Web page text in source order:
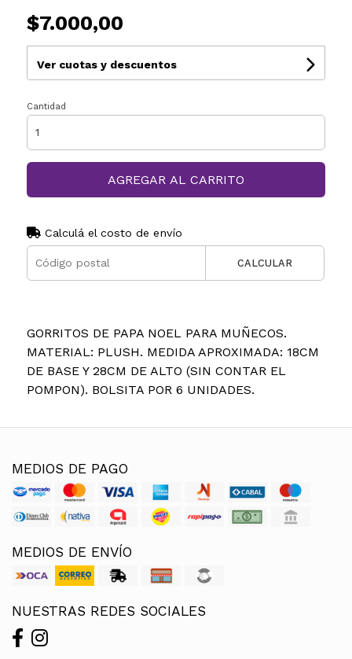
$7.000,00
Ver cuotas y descuentos
Cantidad
AGREGAR AL CARRITO
Calculá el costo de envío
CALCULAR
GORRITOS DE PAPA NOEL PARA MUÑECOS.
MATERIAL: PLUSH. MEDIDA APROXIMADA: 18CM
DE BASE Y 28CM DE ALTO (SIN CONTAR EL
POMPON). BOLSITA POR 6 UNIDADES.
MEDIOS DE PAGO
MEDIOS DE ENVÍO
NUESTRAS REDES SOCIALES